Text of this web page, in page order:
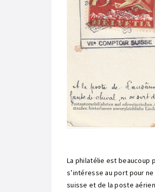
La philatélie est beaucoup
s’intéresse au port pour
suisse et de la poste